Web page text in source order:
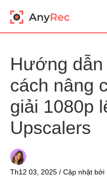
Hướng
cách nâng
giải 1080p
Upscalers
Th12 03, 2025 / Cập nhật bởi